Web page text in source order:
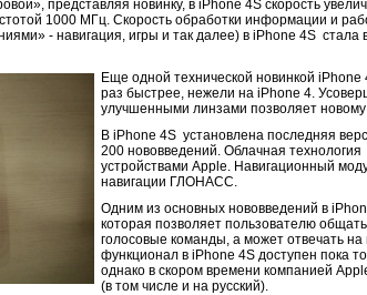
представляя новинку, в iPhone 4S скорость
1000 МГц. Скорость обработки информации и
- навигация, игры и так далее) в iPhone 4S
Еще одной технической новинкой
раз быстрее, нежели на iPhone 4.
улучшенными линзами позволяет
В iPhone 4S установлена последняя
200 нововведений. Облачная
устройствами Apple. Навигационный
навигации ГЛОНАСС.
Одним из основных нововведений в
которая позволяет пользователю
голосовые команды, а может отвечать
функционал в iPhone 4S доступен пока
однако в скором времени компанией
(в том числе и на русский).